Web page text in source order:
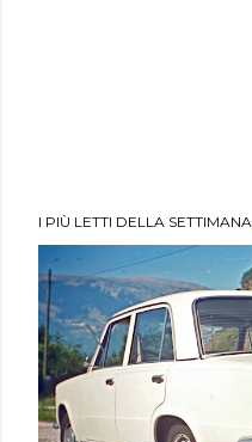
I PIÙ LETTI DELLA SETTIMANA